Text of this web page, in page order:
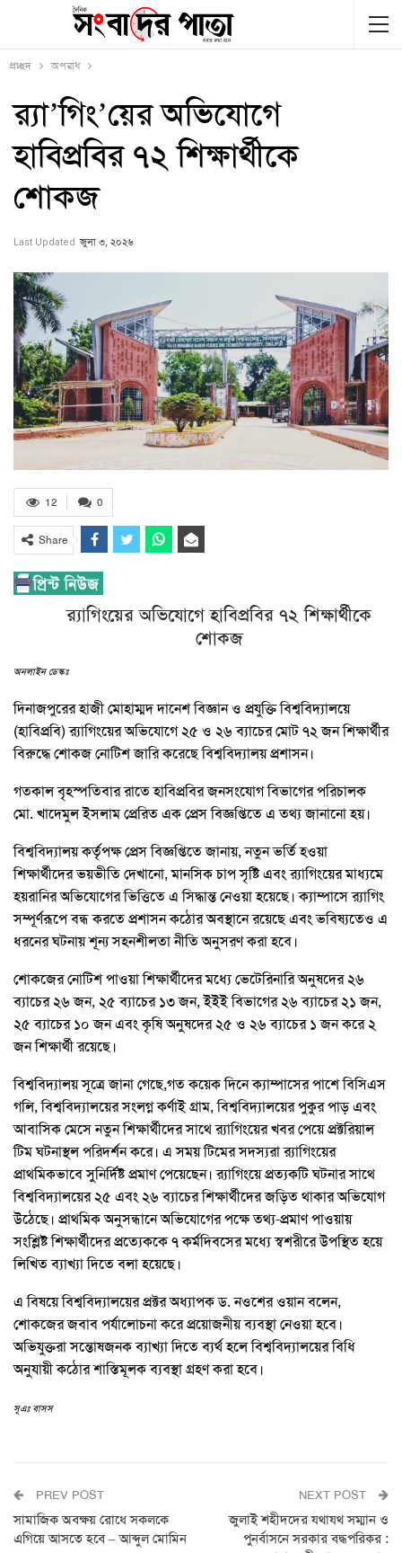
প্রচ্ছদ অপরাধ
র‌্যা’গিং’য়ের অভিযোগে
হাবিপ্রবির ৭২ শিক্ষার্থীকে
শোকজ
Last Updated জুলা ৩, ২০২৬
0
12
Share
র‌্যাগিংয়ের অভিযোগে হাবিপ্রবির ৭২ শিক্ষার্থীকে
শোকজ
অনলাইন ডেস্কঃ
দিনাজপুরের হাজী মোহাম্মদ দানেশ বিজ্ঞান ও প্রযুক্তি বিশ্ববিদ্যালয়ে
(হাবিপ্রবি) র‌্যাগিংয়ের অভিযোগে ২৫ ও ২৬ ব্যাচের মোট ৭২ জন শিক্ষার্থীর
বিরুদ্ধে শোকজ নোটিশ জারি করেছে বিশ্ববিদ্যালয় প্রশাসন।
গতকাল বৃহস্পতিবার রাতে হাবিপ্রবির জনসংযোগ বিভাগের পরিচালক
মো. খাদেমুল ইসলাম প্রেরিত এক প্রেস বিজ্ঞপ্তিতে এ তথ্য জানানো হয়।
বিশ্ববিদ্যালয় কর্তৃপক্ষ প্রেস বিজ্ঞপ্তিতে জানায়, নতুন ভর্তি হওয়া
শিক্ষার্থীদের ভয়ভীতি দেখানো, মানসিক চাপ সৃষ্টি এবং র‌্যাগিংয়ের মাধ্যমে
হয়রানির অভিযোগের ভিত্তিতে এ সিদ্ধান্ত নেওয়া হয়েছে। ক্যাম্পাসে র‌্যাগিং
সম্পূর্ণরূপে বন্ধ করতে প্রশাসন কঠোর অবস্থানে রয়েছে এবং ভবিষ্যতেও এ
ধরনের ঘটনায় শূন্য সহনশীলতা নীতি অনুসরণ করা হবে।
শোকজের নোটিশ পাওয়া শিক্ষার্থীদের মধ্যে ভেটেরিনারি অনুষদের ২৬
ব্যাচের ২৬ জন, ২৫ ব্যাচের ১৩ জন, ইইই বিভাগের ২৬ ব্যাচের ২১ জন,
২৫ ব্যাচের ১০ জন এবং কৃষি অনুষদের ২৫ ও ২৬ ব্যাচের ১ জন করে ২
জন শিক্ষার্থী রয়েছে।
বিশ্ববিদ্যালয় সূত্রে জানা গেছে,গত কয়েক দিনে ক্যাম্পাসের পাশে বিসিএস
গলি, বিশ্ববিদ্যালয়ের সংলগ্ন কর্ণাই গ্রাম, বিশ্ববিদ্যালয়ের পুকুর পাড় এবং
আবাসিক মেসে নতুন শিক্ষার্থীদের সাথে র‌্যাগিংয়ের খবর পেয়ে প্রক্টরিয়াল
টিম ঘটনাস্থল পরিদর্শন করে। এ সময় টিমের সদস্যরা র‌্যাগিংয়ের
প্রাথমিকভাবে সুনির্দিষ্ট প্রমাণ পেয়েছেন। র‌্যাগিংয়ে প্রত্যকটি ঘটনার সাথে
বিশ্ববিদ্যালয়ের ২৫ এবং ২৬ ব্যাচের শিক্ষার্থীদের জড়িত থাকার অভিযোগ
উঠেছে। প্রাথমিক অনুসন্ধানে অভিযোগের পক্ষে তথ্য-প্রমাণ পাওয়ায়
সংশ্লিষ্ট শিক্ষার্থীদের প্রত্যেককে ৭ কর্মদিবসের মধ্যে স্বশরীরে উপস্থিত হয়ে
লিখিত ব্যাখ্যা দিতে বলা হয়েছে।
এ বিষয়ে বিশ্ববিদ্যালয়ের প্রক্টর অধ্যাপক ড. নওশের ওয়ান বলেন,
শোকজের জবাব পর্যালোচনা করে প্রয়োজনীয় ব্যবস্থা নেওয়া হবে।
অভিযুক্তরা সন্তোষজনক ব্যাখ্যা দিতে ব্যর্থ হলে বিশ্ববিদ্যালয়ের বিধি
অনুযায়ী কঠোর শাস্তিমূলক ব্যবস্থা গ্রহণ করা হবে।
সূএঃ বাসস
PREV POST
সামাজিক অবক্ষয় রোধে সকলকে
এগিয়ে আসতে হবে – আব্দুল মোমিন
NEXT POST
জুলাই শহীদদের যথাযথ সম্মান ও
পুনর্বাসনে সরকার বদ্ধপরিকর :